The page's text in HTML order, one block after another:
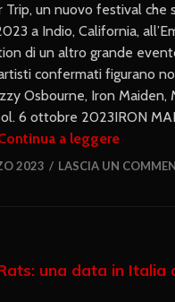
Trip, un nuovo festival che
a Indio, California,
di un altro grande
confermati figurano
Osbourne, Iron Maiden,
6 ottobre 2023IRON
a leggere
2023 LASCIA UN
una data in Italia